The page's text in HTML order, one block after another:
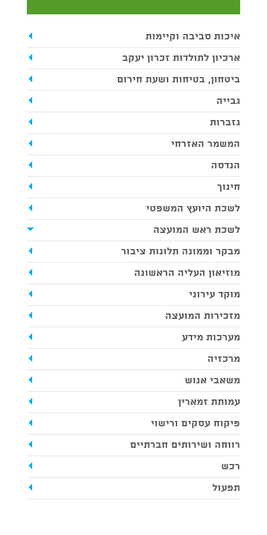
איכות סביבה וקיימות
ארכיון לתולדות זכרון יעקב
ביטחון, בטיחות ושעת חירום
גבייה
גזברות
המשמר האזרחי
הנדסה
חינוך
לשכת היועץ המשפטי
לשכת ראש המועצה
מבקר וממונה תלונות ציבור
מוזיאון העליה הראשונה
מוקד עירוני
מזכירות המועצה
מערכות מידע
מרכזיה
משאבי אנוש
עמותת זמארין
פיקוח עסקים ורישוי
רווחה ושירותים חברתיים
רכש
תפעול